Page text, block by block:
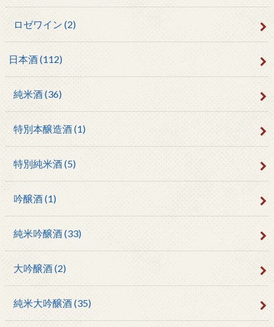
ロゼワイン (2)
日本酒(112)
純米酒(36)
特別本醸造酒(1)
特別純米酒(5)
吟醸酒(1)
純米吟醸酒(33)
大吟醸酒(2)
純米大吟醸酒(35)